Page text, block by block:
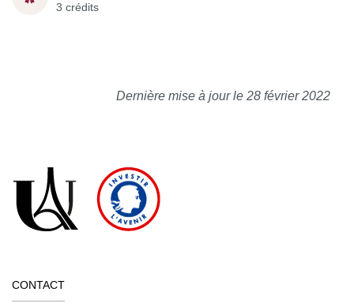
3 crédits
Dernière mise à jour le 28 février 2022
CONTACT